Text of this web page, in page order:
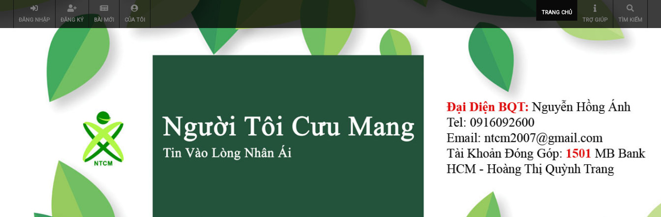
ĐĂNG NHẬP ĐĂNG KÝ BÀI MỚI CỦA TÔI
TRANG CHỦ
TRỢ GIÚP
TÌM KIẾM